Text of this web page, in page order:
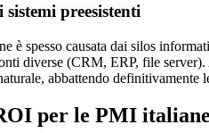
preesistenti
è spesso causata dai silos
diverse (CRM, ERP, file
abbattendo definitivamente
per le PMI italiane